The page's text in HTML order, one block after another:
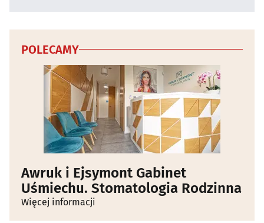
POLECAMY
Awruk i Ejsymont Gabinet
Uśmiechu. Stomatologia Rodzinna
Więcej informacji